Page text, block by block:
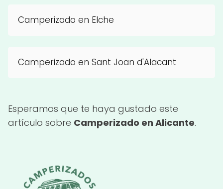
Camperizado en Elche
Camperizado en Sant Joan d'Alacant
Esperamos que te haya gustado este
artículo sobre Camperizado en Alicante.